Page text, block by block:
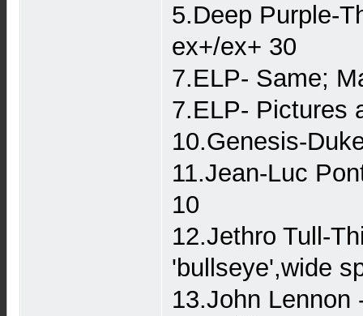
5.Deep Purple-
ex+/ex+ 30
7.ELP- Same;
7.ELP- Pictures
10.Genesis-
11.Jean-Luc
10
12.Jethro Tull-
'bullseye',wide
13.John Lennon